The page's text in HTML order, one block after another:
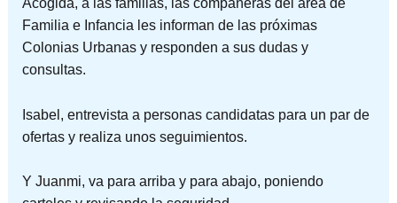
Acogida, a las familias, las compañeras del área de
Familia e Infancia les informan de las próximas
Colonias Urbanas y responden a sus dudas y
consultas.
Isabel, entrevista a personas candidatas para un par de
ofertas y realiza unos seguimientos.
Y Juanmi, va para arriba y para abajo, poniendo